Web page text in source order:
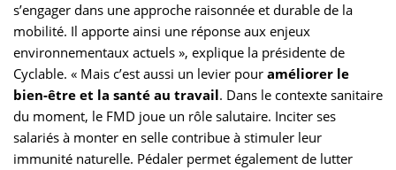
s’engager dans une approche raisonnée et durable de la
mobilité. Il apporte ainsi une réponse aux enjeux
environnementaux actuels », explique la présidente de
Cyclable. « Mais c’est aussi un levier pour améliorer le
bien-être et la santé au travail. Dans le contexte sanitaire
du moment, le FMD joue un rôle salutaire. Inciter ses
salariés à monter en selle contribue à stimuler leur
immunité naturelle. Pédaler permet également de lutter